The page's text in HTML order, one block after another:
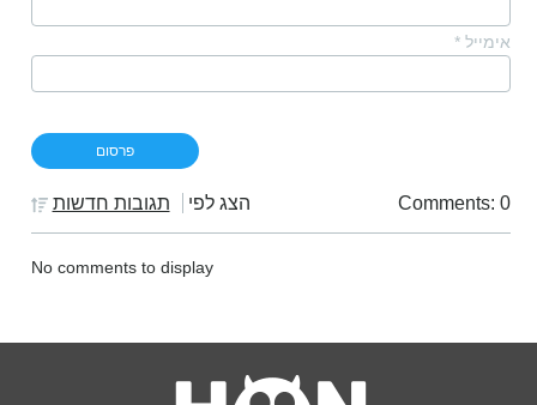
אימייל *
Comments: 0 הצג לפי תגובות חדשות
No comments to display